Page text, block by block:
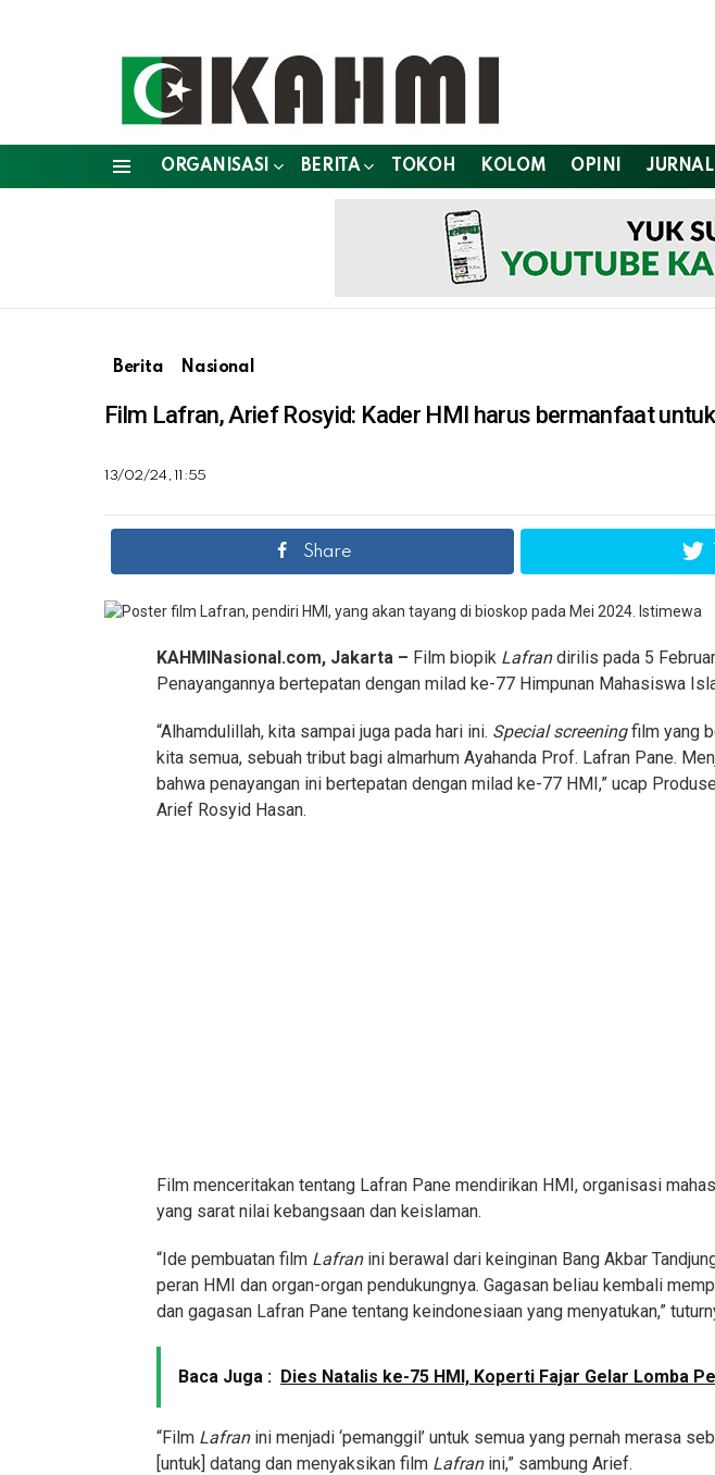
ORGANISASI BERITA TOKOH KOLOM OPINI
Berita Nasional
Film Lafran, Arief Rosyid: Kader HMI harus bermanfaat
13/02/24, 11:55
Share
KAHMINasional.com, Jakarta – Film biopik Lafrandirilis pada 5
Penayangannya bertepatan dengan milad ke-77 Himpunan Mahasiswa
“Alhamdulillah, kita sampai juga pada hari ini. Special screeningfilm yang
kita semua, sebuah tribut bagi almarhum Ayahanda Prof. Lafran Pane.
bahwa penayangan ini bertepatan dengan milad ke-77 HMI,” ucap
Arief Rosyid Hasan.
Film menceritakan tentang Lafran Pane mendirikan HMI, organisasi
yang sarat nilai kebangsaan dan keislaman.
“Ide pembuatan film Lafranini berawal dari keinginan Bang Akbar
peran HMI dan organ-organ pendukungnya. Gagasan beliau kembali
dan gagasan Lafran Pane tentang keindonesiaan yang menyatukan,”
Baca Juga : Dies Natalis ke-75 HMI, Koperti Fajar Gelar Lomba
“Film Lafranini menjadi ‘pemanggil’ untuk semua yang pernah merasa
[untuk] datang dan menyaksikan film Lafranini,” sambung Arief.